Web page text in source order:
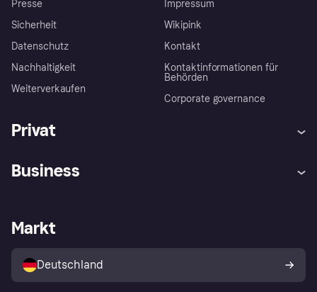
Presse
Sicherheit
Datenschutz
Nachhaltigkeit
Weiterverkaufen
Impressum
Wikipink
Kontakt
Kontaktinformationen für
Behörden
Corporate governance
Privat
Klarna App
Shops entdecken
Käuferschutzrichtlinie
Dein Widerrufsrecht
Business
Händlerportal
Markt
Deutschland